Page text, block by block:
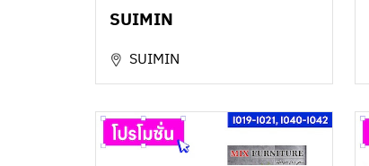
SUIMIN
SUIMIN